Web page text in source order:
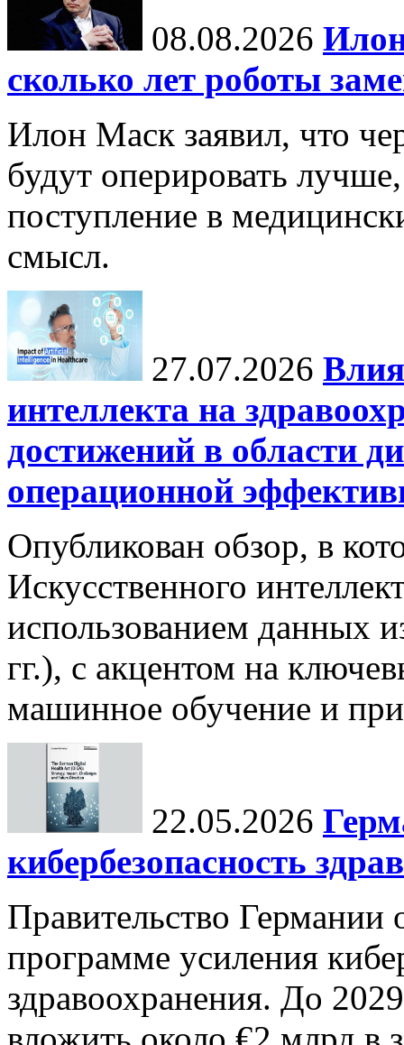
08.08.2026
сколько лет роботы
Илон Маск заявил, что
будут оперировать
поступление в
смысл.
27.07.2026
интеллекта на
достижений в области
операционной
Опубликован обзор, в
Искусственного
использованием данных
гг.), с акцентом на
машинное обучение и
22.05.2026
кибербезопасность
Правительство
программе усиления
здравоохранения. До